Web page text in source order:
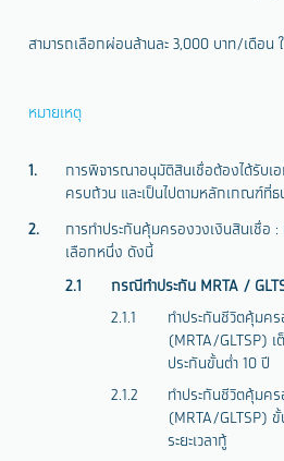
สามารถเลือกผ่อนล้านละ 3,000 บาท/เดือน
หมายเหตุ
การพิจารณาอนุมัติสินเชื่อต้องได้รับเ
ครบถ้วน และเป็นไปตามหลักเกณฑ์ที่ธ
การทำประกันคุ้มครองวงเงินสินเชื่อ :
เลือกหนึ่ง ดังนี้
กรณีทำประกัน MRTA /
ทำประกันชีวิตคุ้มค
(MRTA/GLTSP) เ
ประกันขั้นต่ำ 10 ปี
ทำประกันชีวิตคุ้มค
(MRTA/GLTSP)
ระยะเวลากู้